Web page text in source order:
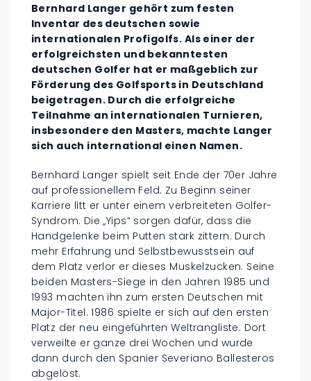
Bernhard Langer gehört zum festen
Inventar des deutschen sowie
internationalen Profigolfs. Als einer der
erfolgreichsten und bekanntesten
deutschen Golfer hat er maßgeblich zur
Förderung des Golfsports in Deutschland
beigetragen. Durch die erfolgreiche
Teilnahme an internationalen Turnieren,
insbesondere den Masters, machte Langer
sich auch international einen Namen.
Bernhard Langer spielt seit Ende der 70er Jahre
auf professionellem Feld. Zu Beginn seiner
Karriere litt er unter einem verbreiteten Golfer-
Syndrom. Die „Yips“ sorgen dafür, dass die
Handgelenke beim Putten stark zittern. Durch
mehr Erfahrung und Selbstbewusstsein auf
dem Platz verlor er dieses Muskelzucken. Seine
beiden Masters-Siege in den Jahren 1985 und
1993 machten ihn zum ersten Deutschen mit
Major-Titel. 1986 spielte er sich auf den ersten
Platz der neu eingeführten Weltrangliste. Dort
verweilte er ganze drei Wochen und wurde
dann durch den Spanier Severiano Ballesteros
abgelöst.